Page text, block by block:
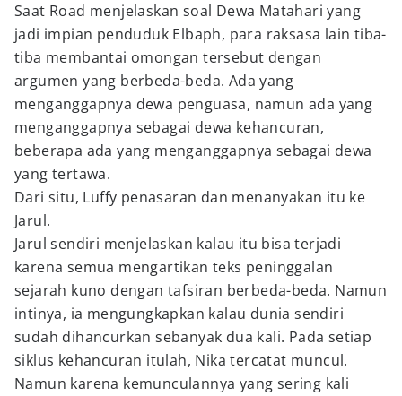
Saat Road menjelaskan soal Dewa Matahari yang
jadi impian penduduk Elbaph, para raksasa lain tiba-
tiba membantai omongan tersebut dengan
argumen yang berbeda-beda. Ada yang
menganggapnya dewa penguasa, namun ada yang
menganggapnya sebagai dewa kehancuran,
beberapa ada yang menganggapnya sebagai dewa
yang tertawa.
Dari situ, Luffy penasaran dan menanyakan itu ke
Jarul.
Jarul sendiri menjelaskan kalau itu bisa terjadi
karena semua mengartikan teks peninggalan
sejarah kuno dengan tafsiran berbeda-beda. Namun
intinya, ia mengungkapkan kalau dunia sendiri
sudah dihancurkan sebanyak dua kali. Pada setiap
siklus kehancuran itulah, Nika tercatat muncul.
Namun karena kemunculannya yang sering kali